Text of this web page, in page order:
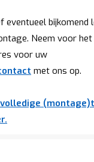
eventueel bijkomend
Neem voor het
voor uw
met ons op.